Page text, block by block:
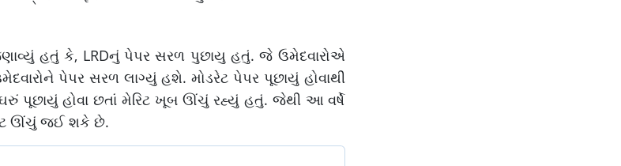
હતું કે, LRDનું પેપર સરળ પુછાયુ હતું. જે ઉમેદવારોએ
પેપર સરળ લાગ્યું હશે. મોડરેટ પેપર પૂછાયું હોવાથી
પૂછાયું હોવા છતાં મેરિટ ખૂબ ઊંચું રહ્યું હતું. જેથી આ વર્ષે
ઊંચું જઈ શકે છે.